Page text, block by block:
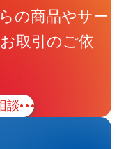
の商品やサー
取引のご依
談